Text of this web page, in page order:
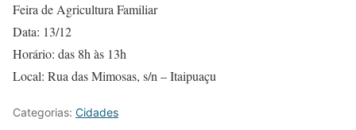
Feira de Agricultura Familiar
Data: 13/12
Horário: das 8h às 13h
Local: Rua das Mimosas, s/n – Itaipuaçu
Categorias: Cidades